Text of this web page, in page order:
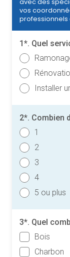
vos
professionnels
1*. Quel
Installer
2*. Combien
1
2
3
4
5 ou plus
3*. Quel
Bois
Charbon